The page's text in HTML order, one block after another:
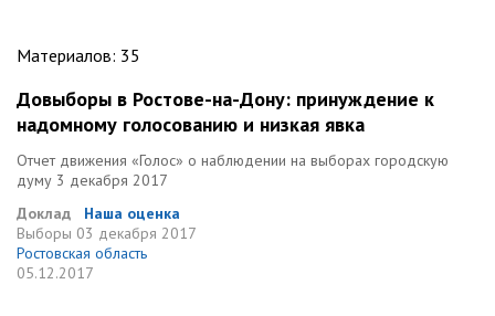
Материалов: 35
Довыборы в Ростове-на-Дону: принуждение к
надомному голосованию и низкая явка
Отчет движения «Голос» о наблюдении на выборах городскую
думу 3 декабря 2017
Доклад
Наша оценка
Выборы 03 декабря 2017
Ростовская область
05.12.2017